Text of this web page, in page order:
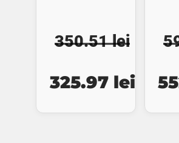
350.51lei
inițial
a
325.97 lei
este:
a